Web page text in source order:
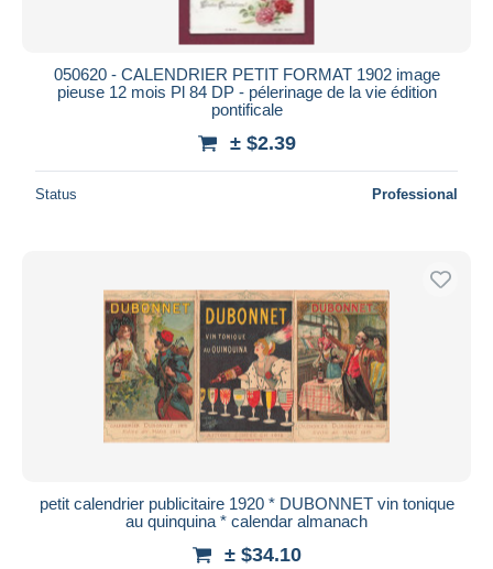
050620 - CALENDRIER PETIT FORMAT 1902 image
pieuse 12 mois Pl 84 DP - pélerinage de la vie édition
pontificale
± $2.39
Status Professional
petit calendrier publicitaire 1920 * DUBONNET vin tonique
au quinquina * calendar almanach
± $34.10